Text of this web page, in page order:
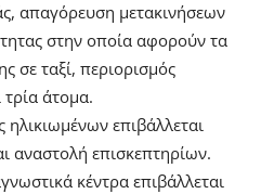
απαγόρευση μετακινήσεων
στην οποία αφορούν τα
σε ταξί, περιορισμός
τρία άτομα.
ηλικιωμένων επιβάλλεται
αναστολή επισκεπτηρίων.
κέντρα επιβάλλεται